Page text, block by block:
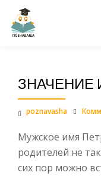
Перейти
ЗНАЧЕНИЕ
poznavasha
Мужское имя
родителей не
сих пор можно